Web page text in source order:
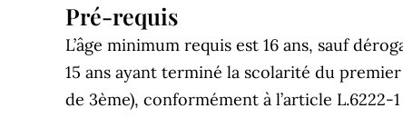
Pré-requis
L’âge minimum requis est 16 ans, sauf
15 ans ayant terminé la scolarité du
de 3ème), conformément à l’article L.6222-